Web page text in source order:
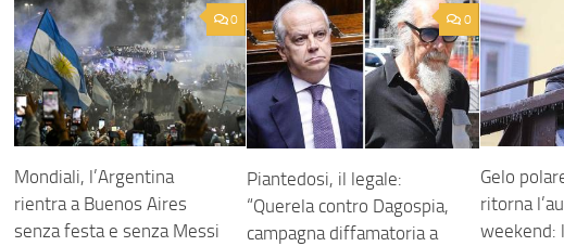
0
Mondiali, l’Argentina
rientra a Buenos Aires
senza festa e senza Messi
0
Piantedosi, il legale:
“Querela contro Dagospia,
campagna diffamatoria a
Gelo
ritorna
weekend: